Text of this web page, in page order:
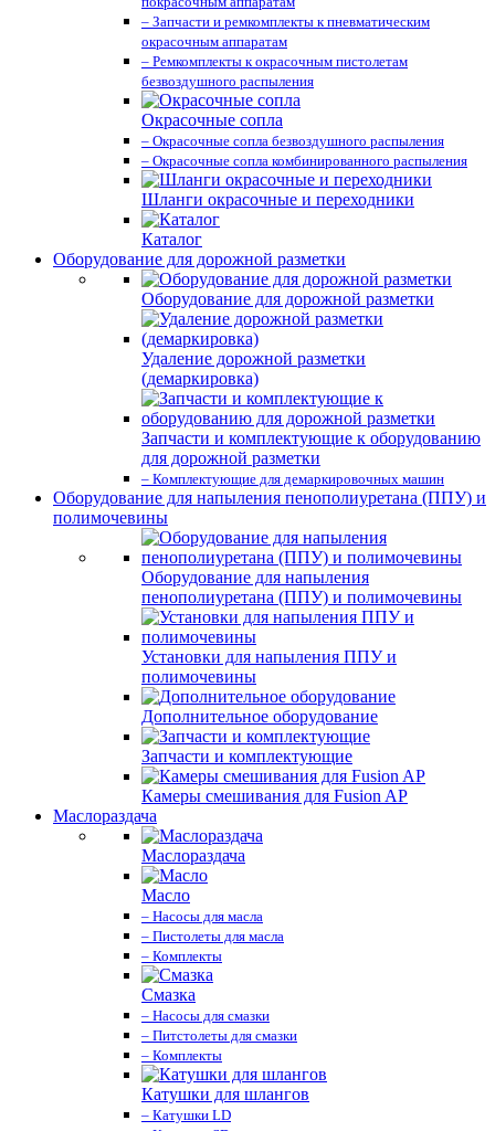
– Запчасти и ремкомплекты к пневматическим
окрасочным аппаратам
– Ремкомплекты к окрасочным пистолетам
безвоздушного распыления
Окрасочные сопла
– Окрасочные сопла безвоздушного распыления
– Окрасочные сопла комбинированного распыления
Шланги окрасочные и переходники
Каталог
Оборудование для дорожной разметки
Оборудование для дорожной разметки
Удаление дорожной разметки
(демаркировка)
Запчасти и комплектующие к оборудованию
для дорожной разметки
– Комплектующие для демаркировочных машин
Оборудование для напыления пенополиуретана (ППУ) и
полимочевины
Оборудование для напыления
пенополиуретана (ППУ) и полимочевины
Установки для напыления ППУ и
полимочевины
Дополнительное оборудование
Запчасти и комплектующие
Камеры смешивания для Fusion AP
Маслораздача
Маслораздача
Масло
– Насосы для масла
– Пистолеты для масла
– Комплекты
Смазка
– Насосы для смазки
– Питстолеты для смазки
– Комплекты
Катушки для шлангов
– Катушки LD